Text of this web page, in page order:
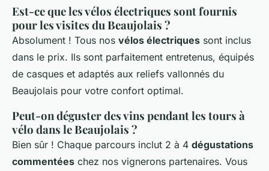
Est-ce que les vélos électriques sont fournis
pour les visites du Beaujolais ?
Absolument ! Tous nos vélos électriques sont inclus
dans le prix. Ils sont parfaitement entretenus, équipés
de casques et adaptés aux reliefs vallonnés du
Beaujolais pour votre confort optimal.
Peut-on déguster des vins pendant les tours à
vélo dans le Beaujolais ?
Bien sûr ! Chaque parcours inclut 2 à 4 dégustations
commentées chez nos vignerons partenaires. Vous